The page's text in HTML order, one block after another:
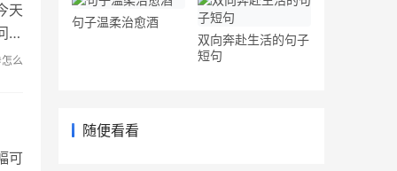
天
题
么
可
句子温柔治愈酒
双向奔赴生活的句子
短句
随便看看